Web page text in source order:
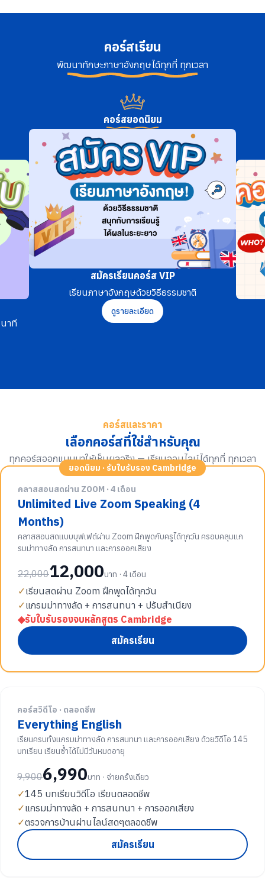
คอร์สเรียน
พัฒนาทักษะภาษาอังกฤษได้ทุกที่ ทุกเวลา
าที
คอร์สยอดนิยม
สมัครเรียนคอร์ส VIP
เรียนภาษาอังกฤษด้วยวิธีธรรมชาติ
ดูรายละเอียด
คอร์สและราคา
เลือกคอร์สที่ใช่สำหรับคุณ
ทุกคอร์สออกแบบมาให้เห็นผลจริง — เรียนออนไลน์ได้ทุกที่ ทุกเวลา
ยอดนิยม · รับใบรับรอง Cambridge
คลาสสอนสดผ่าน ZOOM · 4 เดือน
Unlimited Live Zoom Speaking (4
Months)
คลาสสอนสดแบบบุฟเฟต์ผ่าน Zoom ฝึกพูดกับครูได้ทุกวัน ครอบคลุมแก
รมม่าทางลัด การสนทนา และการออกเสียง
22,00012,000บาท · 4 เดือน
✓เรียนสดผ่าน Zoom ฝึกพูดได้ทุกวัน
✓แกรมม่าทางลัด + การสนทนา + ปรับสำเนียง
◆รับใบรับรองจบหลักสูตร Cambridge
สมัครเรียน
คอร์สวิดีโอ · ตลอดชีพ
Everything English
เรียนครบทั้งแกรมม่าทางลัด การสนทนา และการออกเสียง ด้วยวิดีโอ 145
บทเรียน เรียนซ้ำได้ไม่มีวันหมดอายุ
9,9006,990บาท · จ่ายครั้งเดียว
✓145 บทเรียนวิดีโอ เรียนตลอดชีพ
✓แกรมม่าทางลัด + การสนทนา + การออกเสียง
✓ตรวจการบ้านผ่านไลน์สดๆตลอดชีพ
สมัครเรียน